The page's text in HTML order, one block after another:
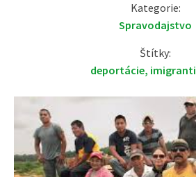
Kategorie:
Spravodajstvo
Štítky:
deportácie, imigranti